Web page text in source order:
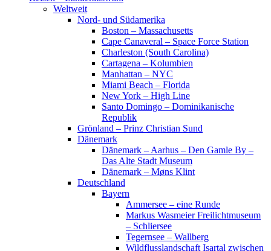
Weltweit
Nord- und Südamerika
Boston – Massachusetts
Cape Canaveral – Space Force Station
Charleston (South Carolina)
Cartagena – Kolumbien
Manhattan – NYC
Miami Beach – Florida
New York – High Line
Santo Domingo – Dominikanische
Republik
Grönland – Prinz Christian Sund
Dänemark
Dänemark – Aarhus – Den Gamle By –
Das Alte Stadt Museum
Dänemark – Møns Klint
Deutschland
Bayern
Ammersee – eine Runde
Markus Wasmeier Freilichtmuseum
– Schliersee
Tegernsee – Wallberg
Wildflusslandschaft Isartal zwischen